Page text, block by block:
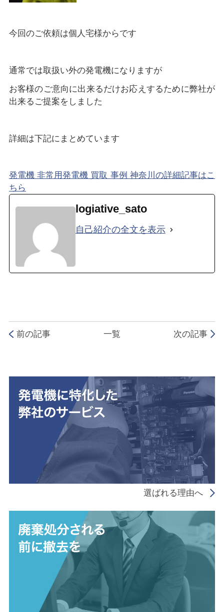
今回のご依頼は個人宅様からです
通常では取扱い外の発電機になりますが
お客様のご意向に出来るだけお応えするために弊社が
出来るご提案をしました
詳細は下記にまとめています
発電機 非常用発電機 買取 事例 神奈川の詳細記事はこ
ちら
logiative_sato
自己紹介の全文を表示
前の記事 一覧 次の記事
選ばれる理由へ